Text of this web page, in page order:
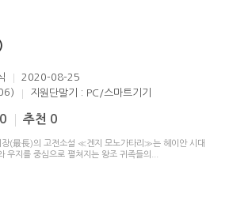
2020-08-25
지원단말기 : PC/스마트기기
추천 0
(最長)의 고전소설 ≪겐지 모노가타리≫는 헤이안 시대
지를 중심으로 펼쳐지는 왕조 귀족들의